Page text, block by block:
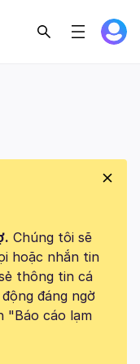
Chúng tôi sẽ
hoặc nhắn tin
thông tin cá
đáng ngờ
"Báo cáo lạm